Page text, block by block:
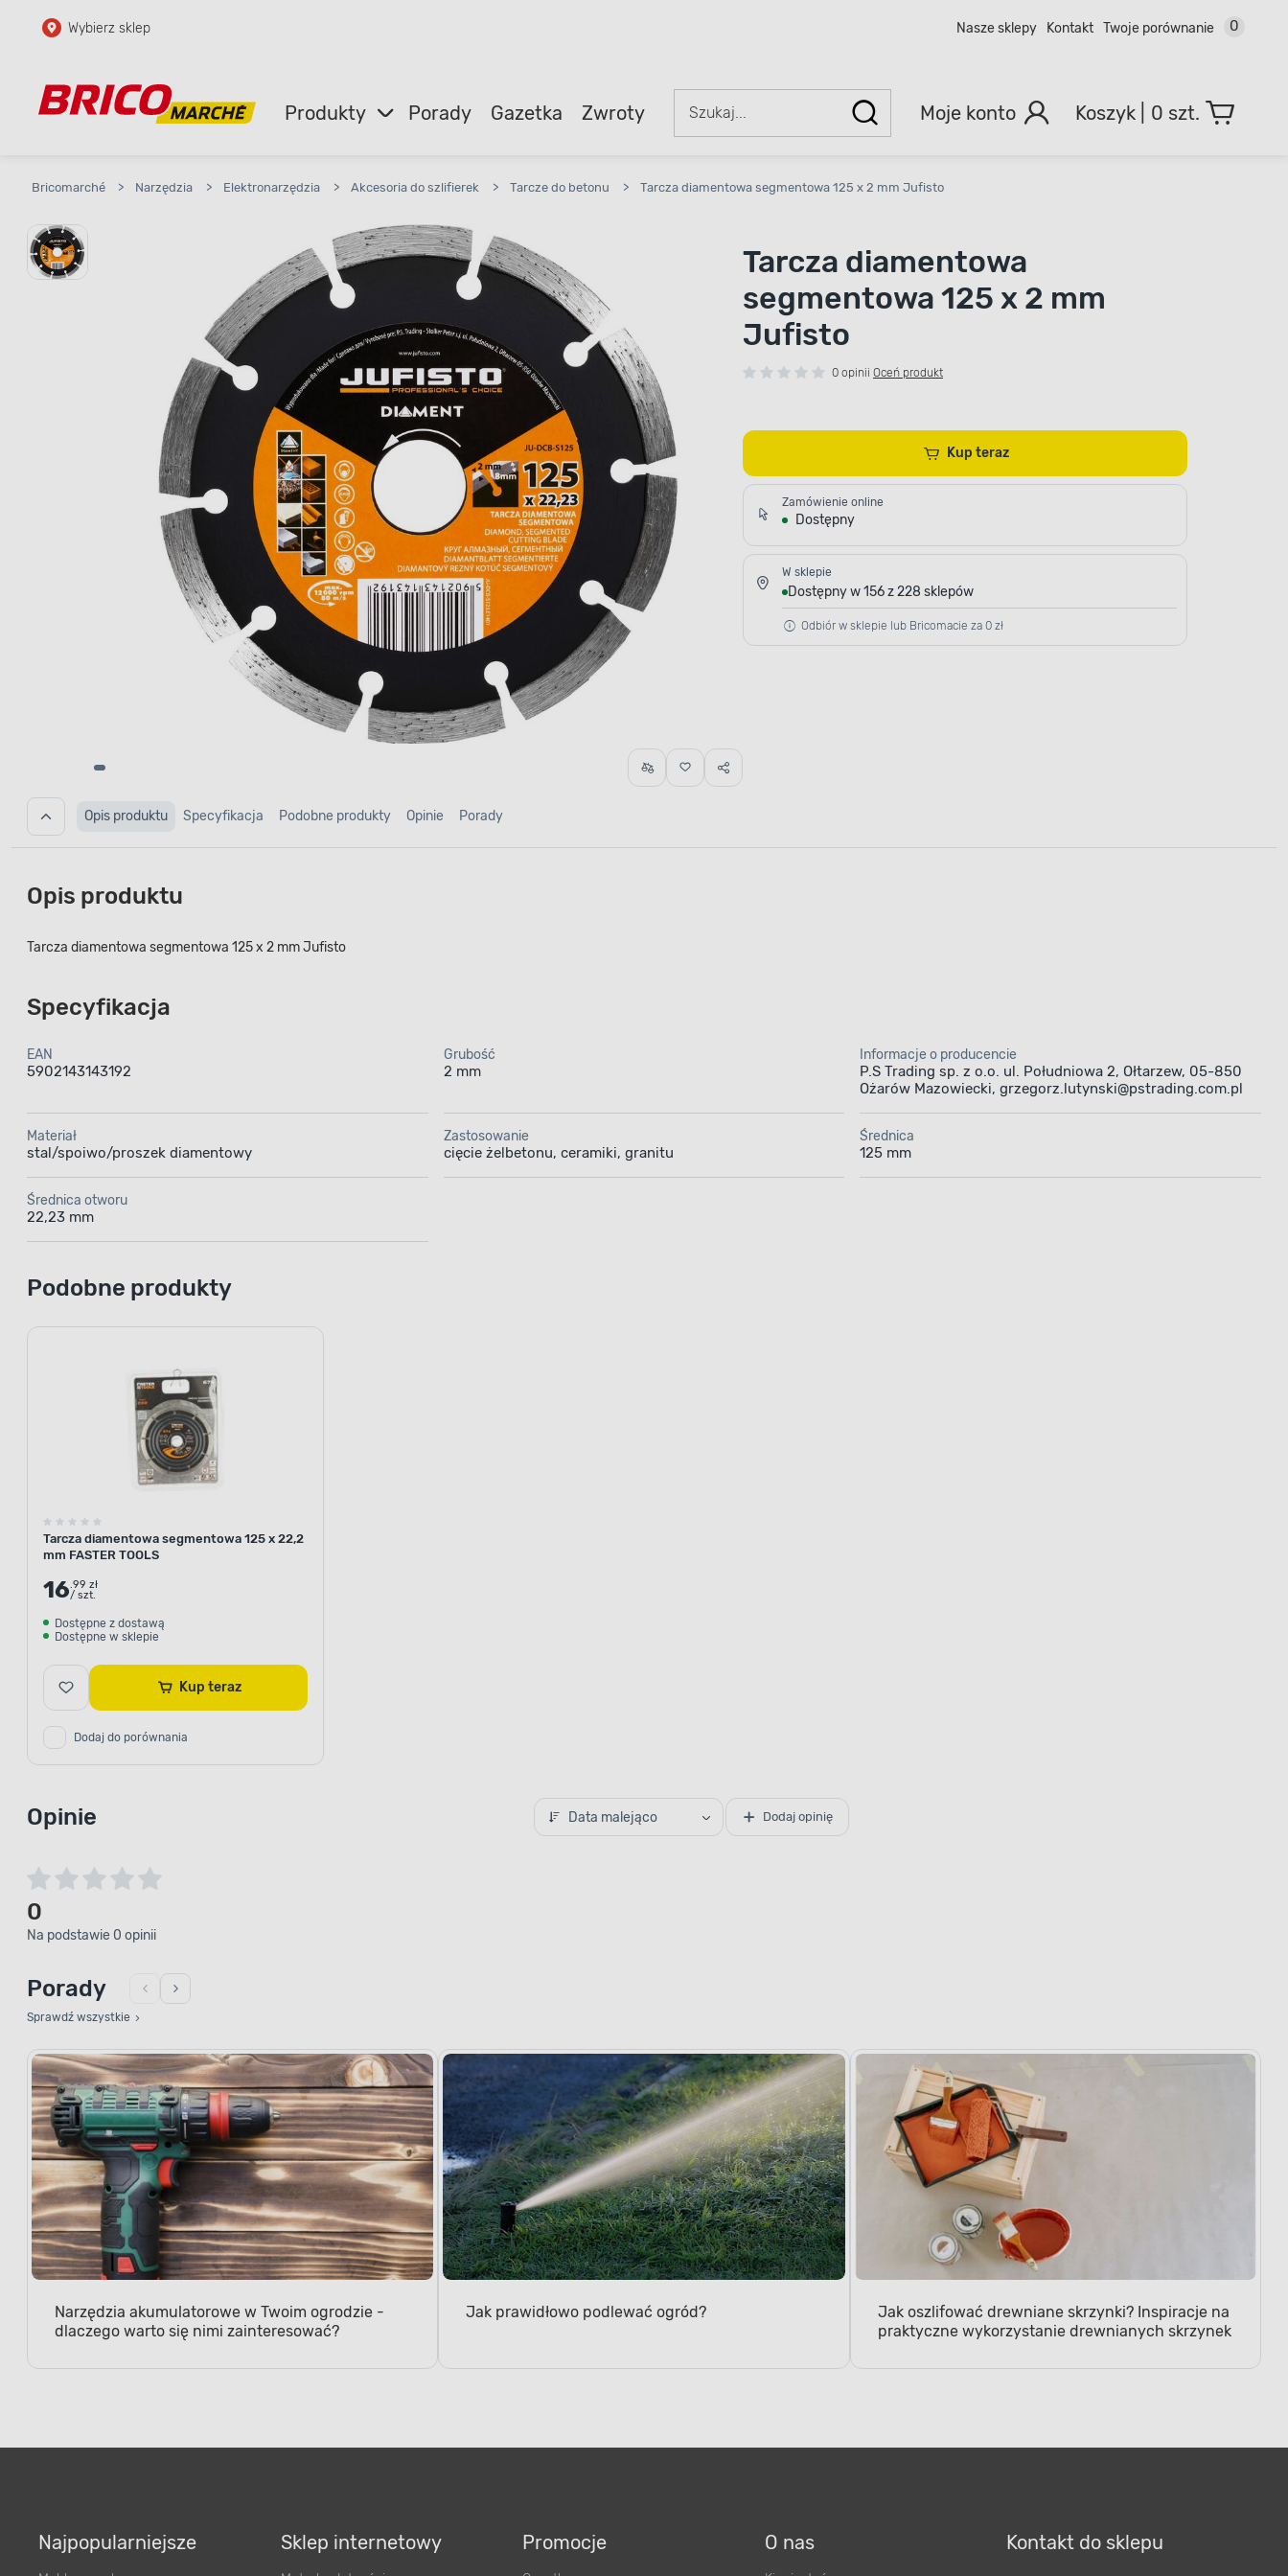
Przejdź do głównej zawartości
Przejdź do wyszukiwarki
Wybierz sklep Nasze sklepy Kontakt Twoje porównanie 0
Produkty Porady Gazetka Zwroty Moje konto 0 szt.
Bricomarché > Narzędzia > Elektronarzędzia > Akcesoria do szlifierek > Tarcze do betonu > Tarcza diamentowa segmentowa 125 x 2 mm Jufisto
Tarcza diamentowa
segmentowa 125 x 2 mm
Jufisto
0 opinii Oceń produkt
Kup teraz
Zamówienie online
Dostępny
W sklepie
Dostępny w 156 z 228 sklepów
Odbiór w sklepie lub Bricomacie za 0 zł
Opis produktu Specyfikacja Podobne produkty Opinie Porady
Opis produktu
Tarcza diamentowa segmentowa 125 x 2 mm Jufisto
Specyfikacja
EAN
5902143143192
Grubość
2 mm
Informacje o producencie
P.S Trading sp. z o.o. ul. Południowa 2, Ołtarzew, 05-850
Ożarów Mazowiecki, grzegorz.lutynski@pstrading.com.pl
Materiał
stal/spoiwo/proszek diamentowy
Zastosowanie
cięcie żelbetonu, ceramiki, granitu
Średnica
125 mm
Średnica otworu
22,23 mm
Podobne produkty
Tarcza diamentowa segmentowa 125 x 22,2
mm FASTER TOOLS
16.99 zł
/ szt.
Dostępne z dostawą
Dostępne w sklepie
Kup teraz
Dodaj do porównania
Opinie Data malejąco Dodaj opinię
0
Na podstawie 0 opinii
Porady
Sprawdź wszystkie
Narzędzia akumulatorowe w Twoim ogrodzie -
dlaczego warto się nimi zainteresować?
Jak prawidłowo podlewać ogród?
Jak oszlifować drewniane skrzynki? Inspiracje na
praktyczne wykorzystanie drewnianych skrzynek
Najpopularniejsze Sklep internetowy Promocje O nas Kontakt do sklepu